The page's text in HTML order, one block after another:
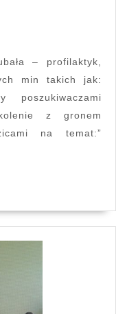
min takich jak:
poszukiwaczami
z gronem
na temat:”